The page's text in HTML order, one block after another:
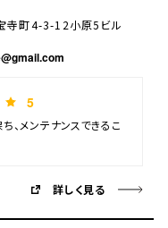
町4-3-12小原5ビル
5
、メンテナンスできるこ
詳しく見る